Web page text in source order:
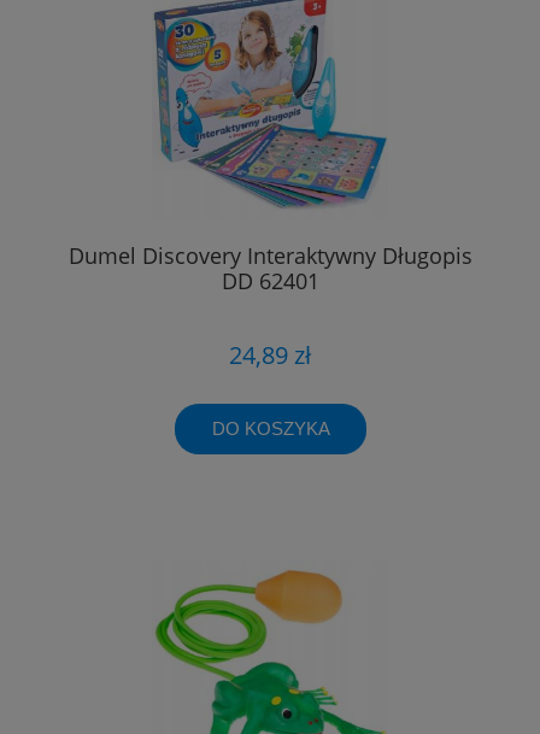
Dumel Discovery Interaktywny Długopis
DD 62401
24,89 zł
DO KOSZYKA